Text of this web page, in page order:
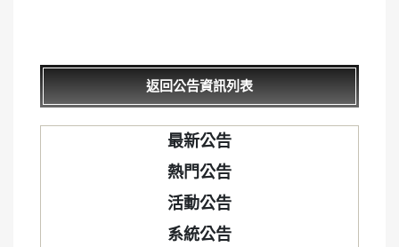
返回公告資訊列表
最新公告
熱門公告
活動公告
系統公告